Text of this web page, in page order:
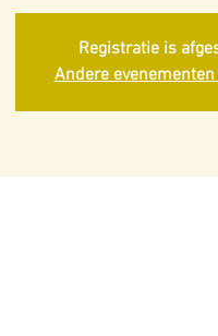
Registratie is
Andere